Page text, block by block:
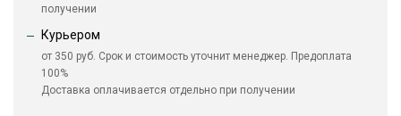
получении
Курьером
от 350 руб. Срок и стоимость уточнит менеджер. Предоплата
100%
Доставка оплачивается отдельно при получении